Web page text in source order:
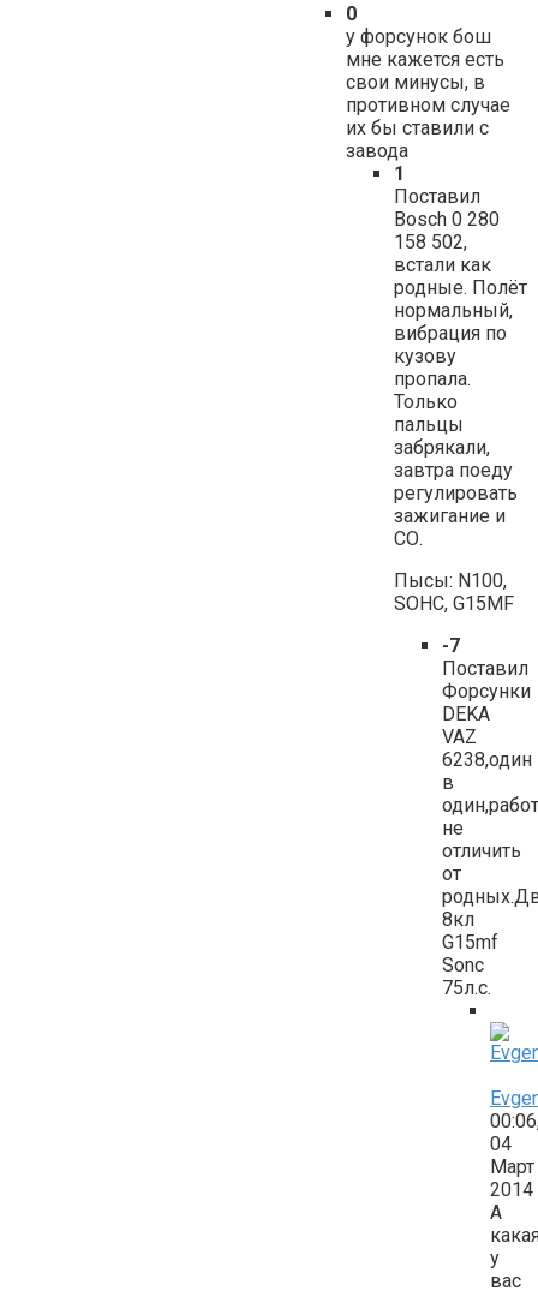
0
у форсунок бош
мне кажется есть
свои минусы, в
противном случае
их бы ставили с
завода
1
Поставил
Bosch 0 280
158 502,
встали как
родные. Полёт
нормальный,
вибрация по
кузову
пропала.
Только
пальцы
забрякали,
завтра поеду
регулировать
зажигание и
СО.
Пысы: N100,
SOHC, G15MF
-7
Поставил
Форсунки
DEKA
VAZ
6238,один
в
не
отличить
от
8кл
G15mf
Sonc
75л.с.
04
Март
2014
А
у
вас